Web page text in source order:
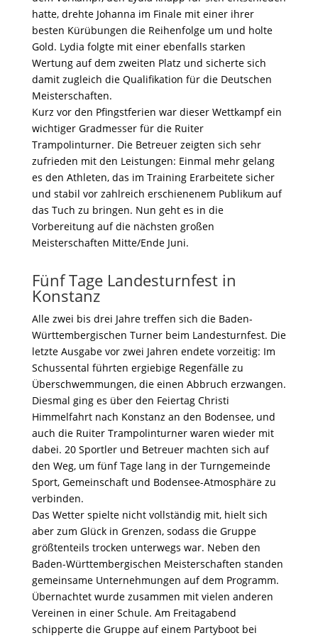
hatte, drehte Johanna im Finale mit einer ihrer
besten Kürübungen die Reihenfolge um und holte
Gold. Lydia folgte mit einer ebenfalls starken
Wertung auf dem zweiten Platz und sicherte sich
damit zugleich die Qualifikation für die Deutschen
Meisterschaften.
Kurz vor den Pfingstferien war dieser Wettkampf ein
wichtiger Gradmesser für die Ruiter
Trampolinturner. Die Betreuer zeigten sich sehr
zufrieden mit den Leistungen: Einmal mehr gelang
es den Athleten, das im Training Erarbeitete sicher
und stabil vor zahlreich erschienenem Publikum auf
das Tuch zu bringen. Nun geht es in die
Vorbereitung auf die nächsten großen
Meisterschaften Mitte/Ende Juni.
Fünf Tage Landesturnfest in
Konstanz
Alle zwei bis drei Jahre treffen sich die Baden-
Württembergischen Turner beim Landesturnfest. Die
letzte Ausgabe vor zwei Jahren endete vorzeitig: Im
Schussental führten ergiebige Regenfälle zu
Überschwemmungen, die einen Abbruch erzwangen.
Diesmal ging es über den Feiertag Christi
Himmelfahrt nach Konstanz an den Bodensee, und
auch die Ruiter Trampolinturner waren wieder mit
dabei. 20 Sportler und Betreuer machten sich auf
den Weg, um fünf Tage lang in der Turngemeinde
Sport, Gemeinschaft und Bodensee-Atmosphäre zu
verbinden.
Das Wetter spielte nicht vollständig mit, hielt sich
aber zum Glück in Grenzen, sodass die Gruppe
größtenteils trocken unterwegs war. Neben den
Baden-Württembergischen Meisterschaften standen
gemeinsame Unternehmungen auf dem Programm.
Übernachtet wurde zusammen mit vielen anderen
Vereinen in einer Schule. Am Freitagabend
schipperte die Gruppe auf einem Partyboot bei